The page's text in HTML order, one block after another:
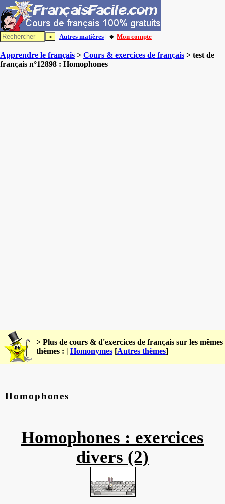
Autres matières | 🔸 Mon compte
Apprendre le français > Cours & exercices de français > test de
français n°12898 : Homophones
> Plus de cours & d'exercices de français sur les mêmes
thèmes : | Homonymes [Autres thèmes]
Homophones
Homophones : exercices
divers (2)